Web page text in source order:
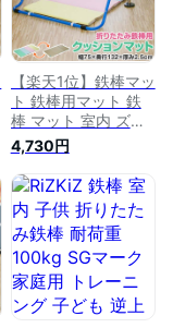
[クッションマット]
[補助ベルト]
【楽天1位】鉄棒マッ
ト 鉄棒用マット 鉄
棒 マット 室内 ズレ
防止 バンド付き 防
音 ケガ防止 リバー
シブル 折りたたみ鉄
棒 逆上がり てつぼ
う おりたたみ 折り
畳み 子供 1年保証
★[送料無料]
4,730円